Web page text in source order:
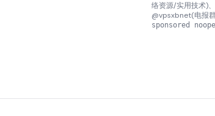
络资源/实用技术)
@vpsxbnet(电报
sponsored